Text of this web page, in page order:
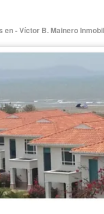
en - Víctor B. Mainero